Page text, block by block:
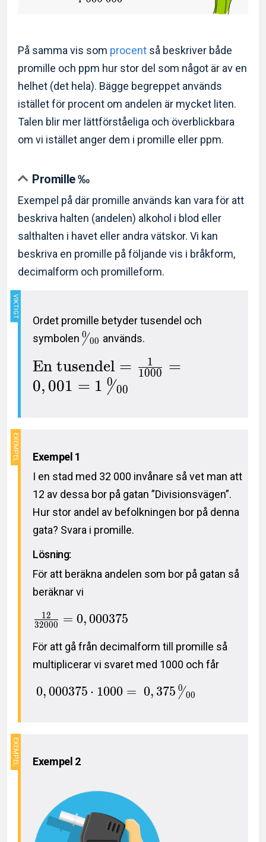
På samma vis som procent så beskriver både
promille och ppm hur stor del som något är av en
helhet (det hela). Bägge begreppet används
istället för procent om andelen är mycket liten.
Talen blir mer lättförståeliga och överblickbara
om vi istället anger dem i promille eller ppm.
Promille ‰
Exempel på där promille används kan vara för att
beskriva halten (andelen) alkohol i blod eller
salthalten i havet eller andra vätskor. Vi kan
beskriva en promille på följande vis i bråkform,
decimalform och promilleform.
Ordet promille betyder tusendel och
symbolen /
0
00 används.
En tusendel = 1000
1
=
0, 001 = 1 /
0
00
Exempel 1
I en stad med 32 000 invånare så vet man att
12 av dessa bor på gatan ”Divisionsvägen”.
Hur stor andel av befolkningen bor på denna
gata? Svara i promille.
Lösning:
För att beräkna andelen som bor på gatan så
beräknar vi
32000
12 = 0,000375
För att gå från decimalform till promille så
multiplicerar vi svaret med 1000 och får
0,000375 ⋅ 1000 = 0, 375 /
0
00
Exempel 2